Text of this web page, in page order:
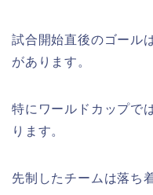
試合開始直後のゴール
があります。
特にワールドカップで
ります。
先制したチームは落ち